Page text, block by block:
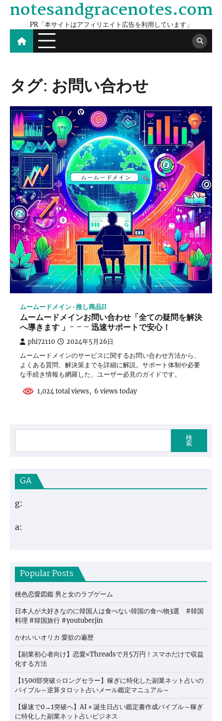
Skip
content
notesandgracenotes.com
PR「本サイトはアフィリエイト広告を利用しています」
タグ: お問い合わせ
ムームードメイン 推し商品II
ムームードメインお問い合わせ「全ての疑問を解決
へ導きます 」- – – 迅速サポートで安心！
phi72110 2024年5月26日
ムームードメインのサービスに関するお問い合わせ方法から、
よくある質問、解決策までを詳細に解説。サポート体制や必要
な手続き情報も網羅した、ユーザー必見のガイドです。
1,024 total views, 6 views today
検
索
GA
g:
a:
Popular Posts
桃色恋愛図鑑 男と女のラブゲーム
日本人が大好きなのに韓国人は食べない韓国の食べ物3選 #韓国
料理 #韓国旅行 #youtuberjin
かわいいオリカ 愛欲の遍歴
【副業初心者向け】恋愛×Threadsで月5万円！スマホだけで収益
化する方法
【1500部突破☆ロングセラー】稼ぎに特化した副業ネット占いの
バイブル～逆算タロット占いメール鑑定マニュアル～
【爆速で0→1突破へ】AI × 誕生日占い鑑定書作成バイブル～稼ぎ
に特化した副業ネット占いビジネス